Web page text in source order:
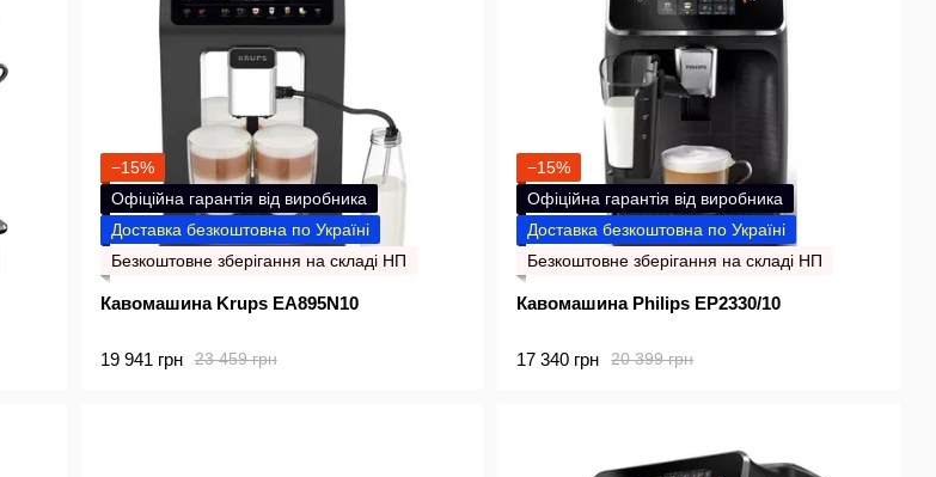
−15%
Офіційна гарантія від виробника
Доставка безкоштовна по Україні
Безкоштовне зберігання на складі НП
Кавомашина Krups EA895N10
23 459 грн
19 941 грн
−15%
Офіційна гарантія від виробника
Доставка безкоштовна по Україні
Безкоштовне зберігання на складі НП
Кавомашина Philips EP2330/10
20 399 грн
17 340 грн